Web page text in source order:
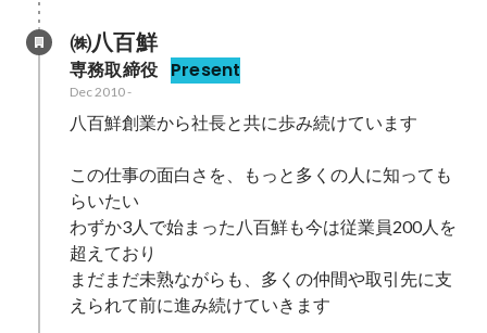
㈱八百鮮
専務取締役 Present
Dec 2010-
八百鮮創業から社長と共に歩み続けています
この仕事の面白さを、もっと多くの人に知っても
らいたい
わずか3人で始まった八百鮮も今は従業員200人を
超えており
まだまだ未熟ながらも、多くの仲間や取引先に支
えられて前に進み続けていきます